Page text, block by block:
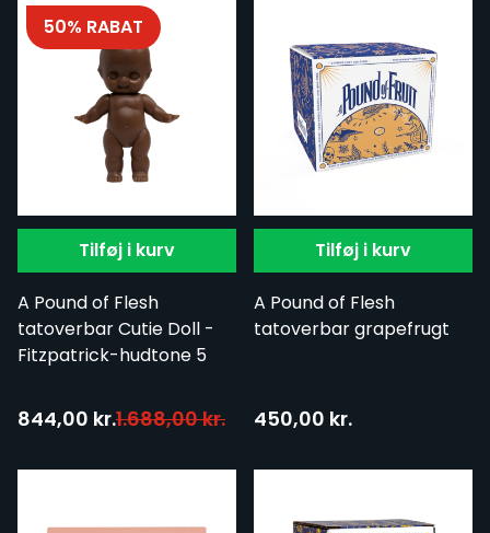
Tilføj i kurv
A Pound of Flesh
tatoverbar Cutie Doll -
Fitzpatrick-hudtone 5
50% RABAT
Tilbudspris:
844,00 kr.1.688,00 kr.
Tilføj i kurv
A Pound of Flesh
tatoverbar grapefrugt
450,00 kr.